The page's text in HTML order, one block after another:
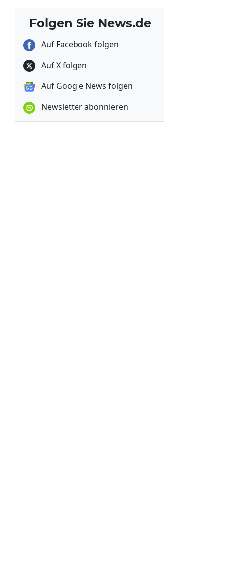
Folgen Sie News.de
Auf Facebook folgen
Auf X folgen
Auf Google News folgen
Newsletter abonnieren